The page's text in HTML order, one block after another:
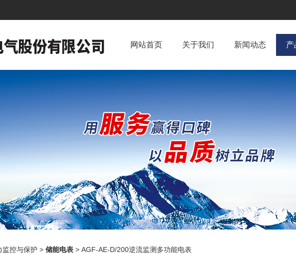
网站首页 关于我们 新闻动态 产
监控与保护 > 储能电表 > AGF-AE-D/200逆流监测多功能电表